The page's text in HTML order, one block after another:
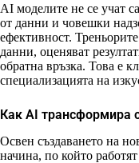
AI моделите не се учат
от данни и човешки
ефективност.
данни, оценяват
обратна връзка. Това е
специализацията на
Как AI трансформира
Освен създаването на
начина, по който